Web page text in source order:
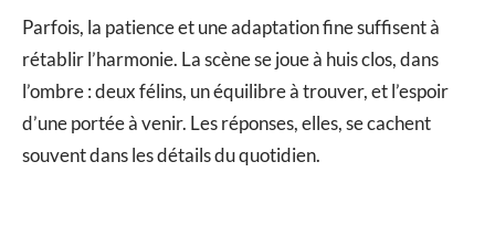
Parfois, la patience et une adaptation fine suffisent à
rétablir l’harmonie. La scène se joue à huis clos, dans
l’ombre : deux félins, un équilibre à trouver, et l’espoir
d’une portée à venir. Les réponses, elles, se cachent
souvent dans les détails du quotidien.